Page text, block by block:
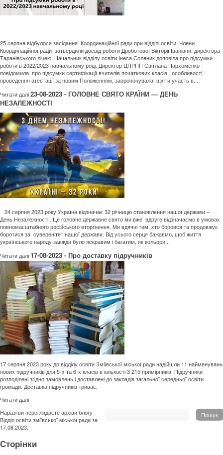
25 серпня відбулося засідання Координаційної ради при відділі освіти. Члени
Координаційної ради затвердили досвід роботи Дроботової Вікторії Іванівни, директора
Таранівського ліцею. Начальник відділу освіти Інеса Соляник доповіла про підсумки
роботи в 2022/2023 навчальному році. Директор ЦПРПП Світлана Пархоменко
повідомила про підсумки сертифікації вчителів початкових класів, особливості
проведення атестації за новим Положенням, запропонувала взяти участь в...
Читати далi23-08-2023 - ГОЛОВНЕ СВЯТО КРАЇНИ — ДЕНЬ
НЕЗАЛЕЖНОСТІ
24 серпня 2023 року Україна відзначає 32 річницю становлення нашої держави –
День Незалежності . Це головне державне свято ми вже вдруге відзначаємо в умовах
повномасштабного російського вторгнення. Ми вдячні тим, хто боровся та продовжує
боротися за суверенітет нашої держави. Від усього серця бажаємо, щоб життя
українського народу завжди було яскравим і багатим, як кольори...
Читати далi 17-08-2023 - Про доставку підручників
17 серпня 2023 року до відділу освіти Зміївської міської ради надійшли 11 найменувань
нових підручників для 5-х та 6-х класів в кількості 3 215 примірників. Підручники
розподілені згідно замовлень і доставлені до закладів загальної середньої освіти
громади. Доставка підручників триває.
Читати далi
Пошук
Наразі ви переглядаєте архіви блогу
Відділ освіти зміївської міської радиза
17.08.2023.
Сторінки